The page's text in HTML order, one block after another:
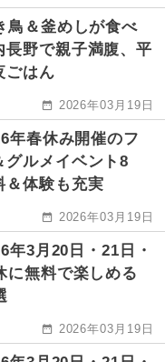
鳥＆釜めしが食べ
野で親子満腹、平
ごはん
2026年03月19日
年春休み開催のフ
グルメイベント8
体験も充実
2026年03月19日
年3月20日・21日・
に無料で楽しめる
2026年03月19日